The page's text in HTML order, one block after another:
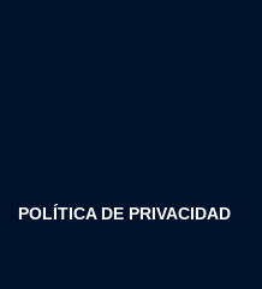
POLÍTICA DE PRIVACIDAD